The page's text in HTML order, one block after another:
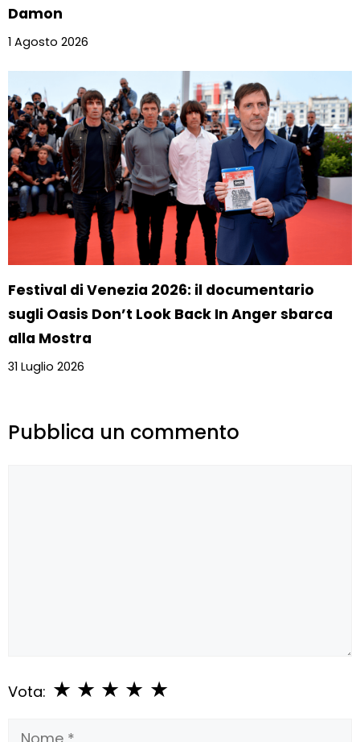
Damon
1 Agosto 2026
Festival di Venezia 2026: il documentario
sugli Oasis Don’t Look Back In Anger sbarca
alla Mostra
31 Luglio 2026
Pubblica un commento
Vota: ★
★
★
★
★
Nome